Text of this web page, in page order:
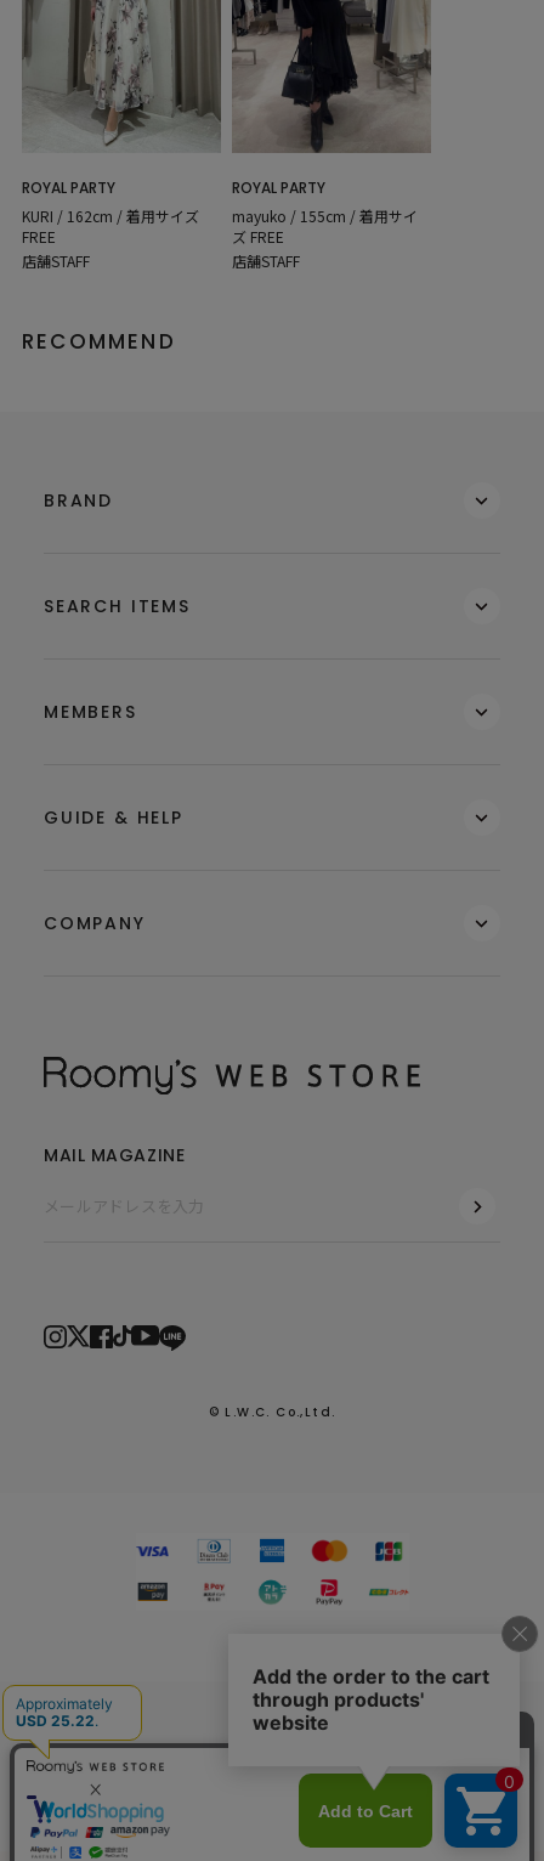
2026.7.29
熊本県熊本地方を震源とする地震による配送への影響につい
て
ROYAL PARTY
KURI / 162cm / 着用サイズ
FREE
店舗STAFF
ROYAL PARTY
mayuko / 155cm / 着用サイ
ズ FREE
店舗STAFF
RECOMMEND
BRAND
SEARCH ITEMS
MEMBERS
GUIDE & HELP
COMPANY
MAIL MAGAZINE
© L.W.C. Co.,Ltd.